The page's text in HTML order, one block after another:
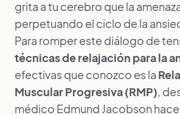
grita a tu cerebro que la
perpetuando el ciclo de la
Para romper este diálogo de
técnicas de relajación para la
efectivas que conozco es la
Muscular Progresiva (RMP),
médico Edmund Jacobson hace